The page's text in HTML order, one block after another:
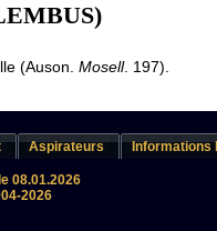
(Auson. Mosell. 197).
Aspirateurs Informations
08.01.2026
2026